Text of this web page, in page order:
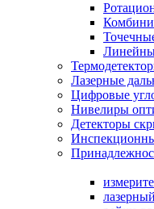
Лазерные
Цифровые
Нивелиры
Детекторы